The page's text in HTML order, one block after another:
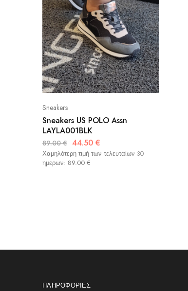
Sneakers
Sneakers US POLO Assn
LAYLA001BLK
89.00€ 44.50 €
Χαμηλότερη τιμή των τελευταίων 30
ημερων: 89.00 €
ΠΛΗΡΟΦΟΡΊΕΣ